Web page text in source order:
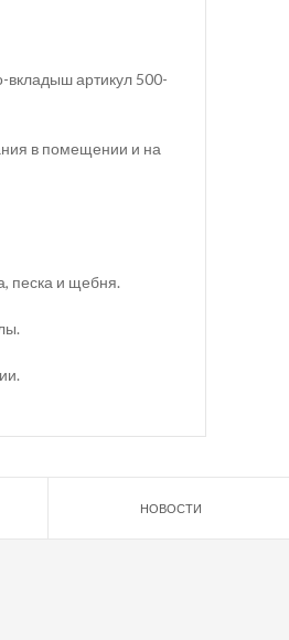
артикул 500-
в помещении и на
песка и щебня.
НОВОСТИ